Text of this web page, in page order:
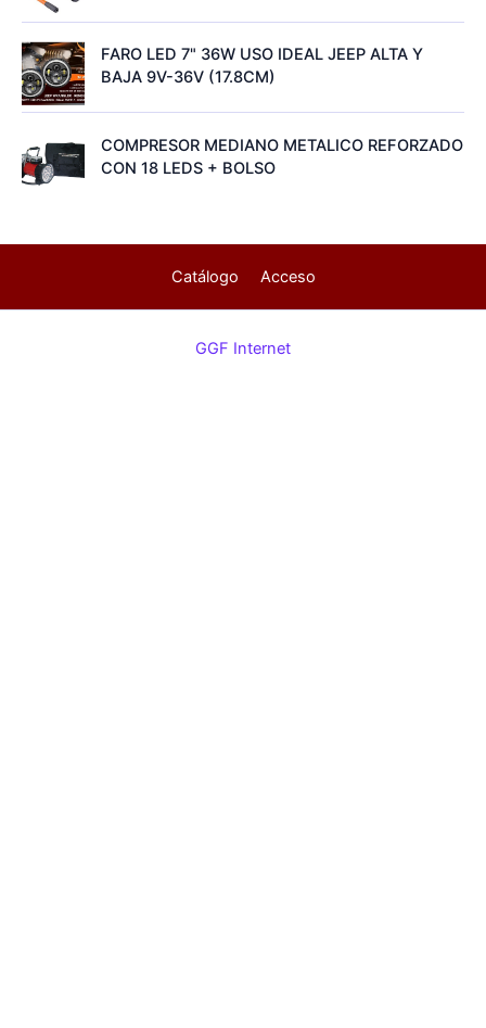
FARO LED 7" 36W USO IDEAL JEEP ALTA Y
BAJA 9V-36V (17.8CM)
COMPRESOR MEDIANO METALICO REFORZADO
CON 18 LEDS + BOLSO
Catálogo Acceso
GGF Internet